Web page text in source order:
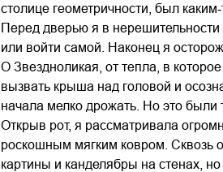
столице геометричности, был
Перед дверью я в нерешительности
или войти самой. Наконец я
О Звездноликая, от тепла, в
вызвать крыша над головой и
начала мелко дрожать. Но это были
Открыв рот, я рассматривала
роскошным мягким ковром. Сквозь
картины и канделябры на стенах,